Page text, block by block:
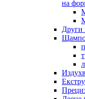
на
Други